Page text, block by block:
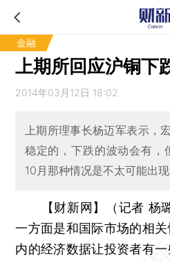
金融
上期所回应沪铜下
2014年03月12日 18:02
上期所理事长杨迈军表示，
稳定的，下跌的波动会有
10月那种情况是不太可能出
【财新网】（记者 杨
一方面是和国际市场的相
内的经济数据让投资者有